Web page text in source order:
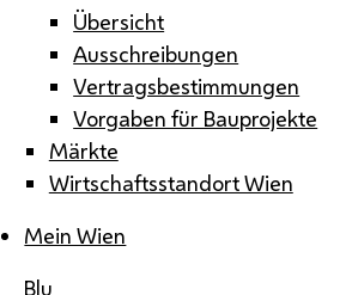
Übersicht
Ausschreibungen
Vertragsbestimmungen
Vorgaben für Bauprojekte
Märkte
Wirtschaftsstandort Wien
Mein Wien
Blu